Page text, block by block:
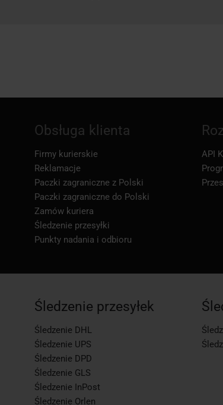
Obsługa klienta
Firmy kurierskie
Reklamacje
Paczki zagraniczne z Polski
Paczki zagraniczne do Polski
Zamów kuriera
Śledzenie przesyłki
Punkty nadania i odbioru
API
Śledzenie przesyłek
Śledzenie DHL
Śledzenie UPS
Śledzenie DPD
Śledzenie GLS
Śledzenie InPost
Śledzenie Orlen